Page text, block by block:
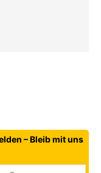
– Bleib mit uns